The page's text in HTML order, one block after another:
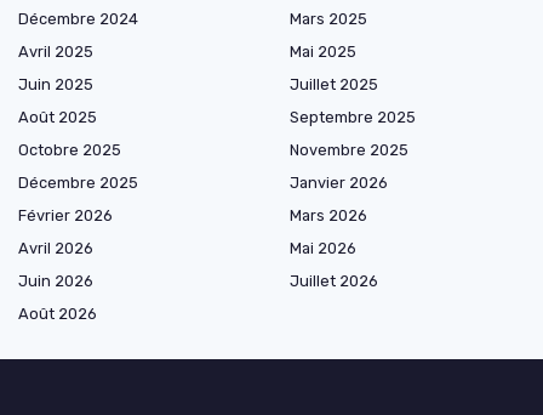
Décembre 2024
Mars 2025
Avril 2025
Mai 2025
Juin 2025
Juillet 2025
Août 2025
Septembre 2025
Octobre 2025
Novembre 2025
Décembre 2025
Janvier 2026
Février 2026
Mars 2026
Avril 2026
Mai 2026
Juin 2026
Juillet 2026
Août 2026